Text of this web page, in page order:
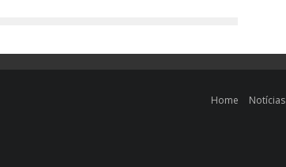
Home Notícias